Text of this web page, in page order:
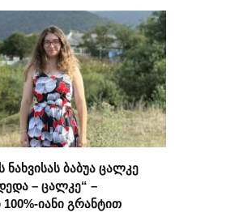
ნახვისას ბაბუა ცალკე
– ცალკე“ –
100%-იანი გრანტით